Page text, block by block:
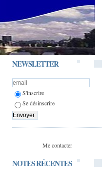
NEWSLETTER
S'inscrire
Se désinscrire
Me contacter
NOTES RÉCENTES